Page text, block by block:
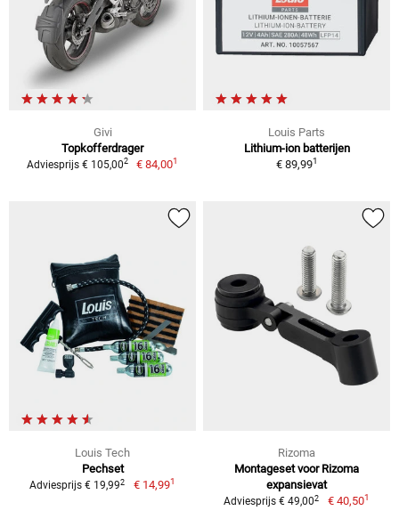
Givi
Topkofferdrager
Adviesprijs € 105,002 € 84,001
Louis Parts
Lithium-ion batterijen
€ 89,991
Louis Tech
Pechset
Adviesprijs € 19,992 € 14,991
Rizoma
Montageset voor Rizoma
expansievat
Adviesprijs € 49,002 € 40,501